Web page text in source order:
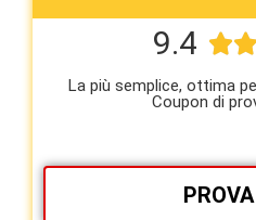
9.4 
La più semplice, ottima
Coupon di